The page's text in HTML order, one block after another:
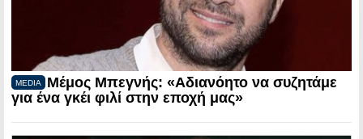
MEDIA
Μέμος Μπεγνής: «Αδιανόητο να συζητάμε
για ένα γκέι φιλί στην εποχή μας»